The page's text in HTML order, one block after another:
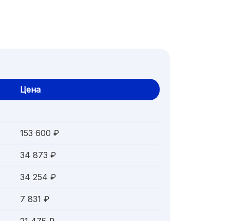
Цена
153 600 ₽
34 873 ₽
34 254 ₽
7 831 ₽